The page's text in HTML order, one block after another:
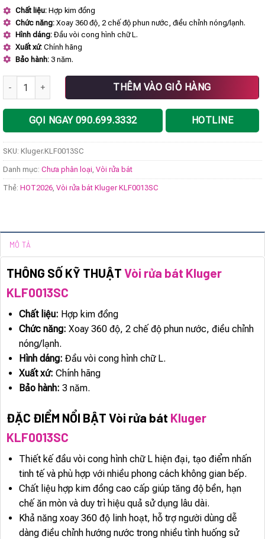
gốc
là:
3.990.000 ₫.là:
2.992.500 ₫.
Chất liệu: Hợp kim đồng
Chức năng: Xoay 360 độ, 2 chế độ phun nước, điều chỉnh nóng/lạnh.
Hình dáng: Đầu vòi cong hình chữ L.
Xuất xứ: Chính hãng
Bảo hành: 3 năm.
Vòi rửa bát Kluger KLF0013SC số lượngTHÊM VÀO GIỎ HÀNG
GỌI NGAY 090.699.3332 HOTLINE
SKU: Kluger.KLF0013SC
Danh mục: Chưa phân loại, Vòi rửa bát
Thẻ: HOT2026, Vòi rửa bát Kluger KLF0013SC
MÔ TẢ
THÔNG SỐ KỸ THUẬT Vòi rửa bát Kluger
KLF0013SC
Chất liệu: Hợp kim đồng
Chức năng: Xoay 360 độ, 2 chế độ phun nước, điều chỉnh
nóng/lạnh.
Hình dáng: Đầu vòi cong hình chữ L.
Xuất xứ: Chính hãng
Bảo hành: 3 năm.
ĐẶC ĐIỂM NỔI BẬT Vòi rửa bát Kluger
KLF0013SC
Thiết kế đầu vòi cong hình chữ L hiện đại, tạo điểm nhấn
tinh tế và phù hợp với nhiều phong cách không gian bếp.
Chất liệu hợp kim đồng cao cấp giúp tăng độ bền, hạn
chế ăn mòn và duy trì hiệu quả sử dụng lâu dài.
Khả năng xoay 360 độ linh hoạt, hỗ trợ người dùng dễ
dàng điều chỉnh hướng nước trong nhiều tình huống sử